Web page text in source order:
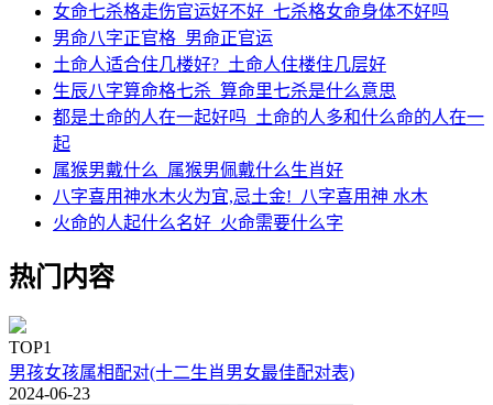
女命七杀格走伤官运好不好_七杀格女命身体不好吗
男命八字正官格_男命正官运
土命人适合住几楼好?_土命人住楼住几层好
生辰八字算命格七杀_算命里七杀是什么意思
都是土命的人在一起好吗_土命的人多和什么命的人在一
起
属猴男戴什么_属猴男佩戴什么生肖好
八字喜用神水木火为宜,忌土金!_八字喜用神 水木
火命的人起什么名好_火命需要什么字
热门内容
TOP1
男孩女孩属相配对(十二生肖男女最佳配对表)
2024-06-23